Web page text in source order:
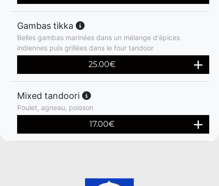
Gambas tikka
Belles gambas marinées dans un mélange d'épices
indiennes puis grillées dans le four tandoor
25.00€
Mixed tandoori
Poulet, agneau, poisson
17.00€